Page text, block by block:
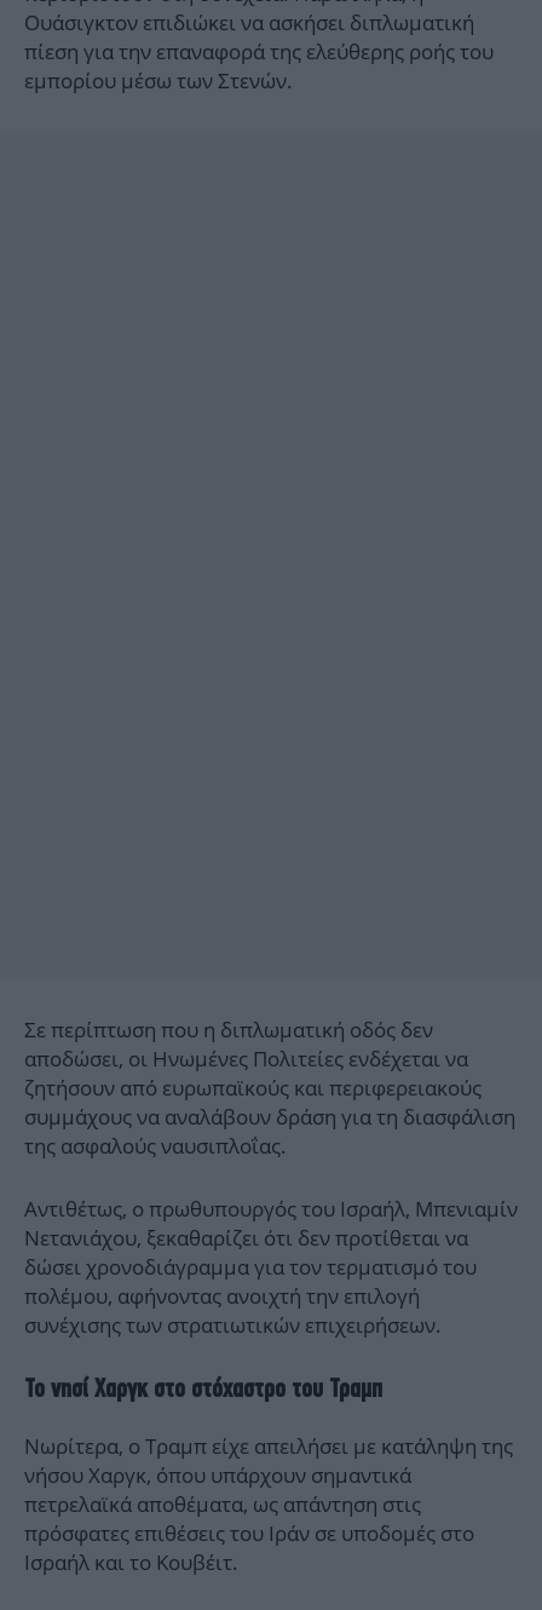
Ουάσιγκτον επιδιώκει να ασκήσει διπλωματική
πίεση για την επαναφορά της ελεύθερης ροής του
εμπορίου μέσω των Στενών.
Σε περίπτωση που η διπλωματική οδός δεν
αποδώσει, οι Ηνωμένες Πολιτείες ενδέχεται να
ζητήσουν από ευρωπαϊκούς και περιφερειακούς
συμμάχους να αναλάβουν δράση για τη διασφάλιση
της ασφαλούς ναυσιπλοΐας.
Αντιθέτως, ο πρωθυπουργός του Ισραήλ, Μπενιαμίν
Νετανιάχου, ξεκαθαρίζει ότι δεν προτίθεται να
δώσει χρονοδιάγραμμα για τον τερματισμό του
πολέμου, αφήνοντας ανοιχτή την επιλογή
συνέχισης των στρατιωτικών επιχειρήσεων.
Το νησί Χαργκ στο στόχαστρο του Τραμπ
Νωρίτερα, ο Τραμπ είχε απειλήσει με κατάληψη της
νήσου Χαργκ, όπου υπάρχουν σημαντικά
πετρελαϊκά αποθέματα, ως απάντηση στις
πρόσφατες επιθέσεις του Ιράν σε υποδομές στο
Ισραήλ και το Κουβέιτ.